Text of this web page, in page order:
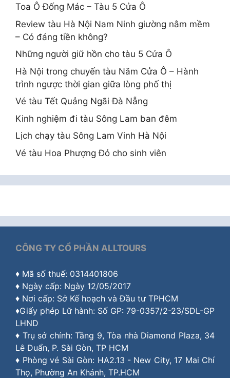
Toa Ô Đống Mác – Tàu 5 Cửa Ô
Review tàu Hà Nội Nam Ninh giường nằm mềm
– Có đáng tiền không?
Những người giữ hồn cho tàu 5 Cửa Ô
Hà Nội trong chuyến tàu Năm Cửa Ô – Hành
trình ngược thời gian giữa lòng phố thị
Vé tàu Tết Quảng Ngãi Đà Nẵng
Kinh nghiệm đi tàu Sông Lam ban đêm
Lịch chạy tàu Sông Lam Vinh Hà Nội
Vé tàu Hoa Phượng Đỏ cho sinh viên
CÔNG TY CỔ PHẦN ALLTOURS
♦ Mã số thuế: 0314401806
♦ Ngày cấp: Ngày 12/05/2017
♦ Nơi cấp: Sở Kế hoạch và Đầu tư TPHCM
♦Giấy phép Lữ hành: Số GP: 79-0357/2-23/SDL-GP
LHND
♦ Trụ sở chính: Tầng 9, Tòa nhà Diamond Plaza, 34
Lê Duẩn, P. Sài Gòn, TP HCM
♦ Phòng vé Sài Gòn: HA2.13 - New City, 17 Mai Chí
Thọ, Phường An Khánh, TP.HCM